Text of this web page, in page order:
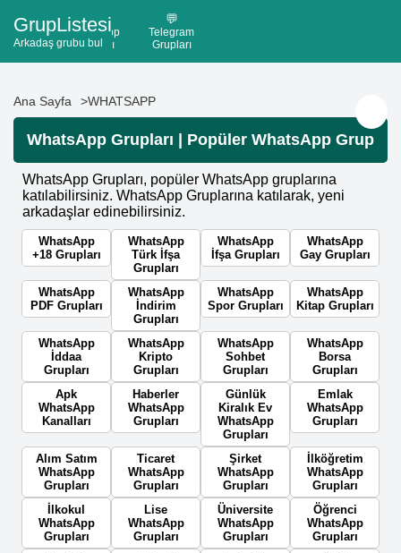
GrupListesi
Arkadaş grubu bul
💬
WhatsApp
Grupları
💬
Telegram
Grupları
Ana Sayfa WHATSAPP
WhatsApp Grupları | Popüler WhatsApp Grupları
WhatsApp Grupları, popüler WhatsApp gruplarına
katılabilirsiniz. WhatsApp Gruplarına katılarak, yeni
arkadaşlar edinebilirsiniz.
WhatsApp
+18 Grupları
WhatsApp
Türk İfşa
Grupları
WhatsApp
İfşa Grupları
WhatsApp
Gay Grupları
WhatsApp
PDF Grupları
WhatsApp
İndirim
Grupları
WhatsApp
Spor Grupları
WhatsApp
Kitap Grupları
WhatsApp
İddaa
Grupları
WhatsApp
Kripto
Grupları
WhatsApp
Sohbet
Grupları
WhatsApp
Borsa
Grupları
Apk
WhatsApp
Kanalları
Haberler
WhatsApp
Grupları
Günlük
Kiralık Ev
WhatsApp
Grupları
Emlak
WhatsApp
Grupları
Alım Satım
WhatsApp
Grupları
Ticaret
WhatsApp
Grupları
Şirket
WhatsApp
Grupları
İlköğretim
WhatsApp
Grupları
İlkokul
WhatsApp
Grupları
Lise
WhatsApp
Grupları
Üniversite
WhatsApp
Grupları
Öğrenci
WhatsApp
Grupları